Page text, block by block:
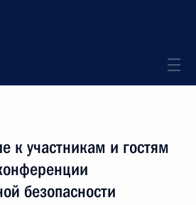
к участникам и гостям
безопасности